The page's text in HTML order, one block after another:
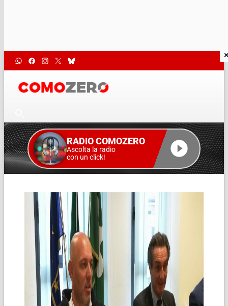
RADIO COMOZERO
Ascolta la radio
con un click!